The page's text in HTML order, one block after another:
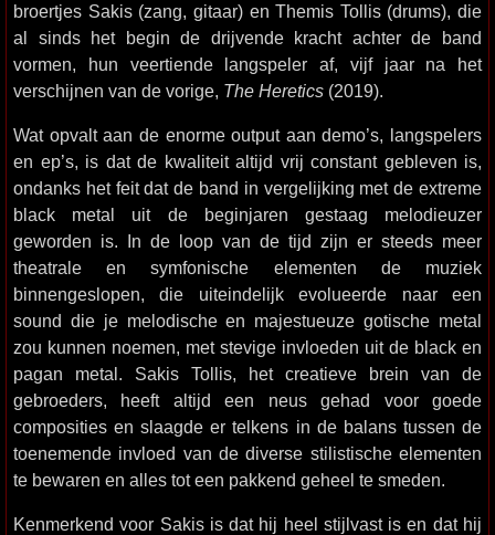
broertjes Sakis (zang, gitaar) en Themis Tollis (drums), die
al sinds het begin de drijvende kracht achter de band
vormen, hun veertiende langspeler af, vijf jaar na het
verschijnen van de vorige, The Heretics (2019).
Wat opvalt aan de enorme output aan demo’s, langspelers
en ep’s, is dat de kwaliteit altijd vrij constant gebleven is,
ondanks het feit dat de band in vergelijking met de extreme
black metal uit de beginjaren gestaag melodieuzer
geworden is. In de loop van de tijd zijn er steeds meer
theatrale en symfonische elementen de muziek
binnengeslopen, die uiteindelijk evolueerde naar een
sound die je melodische en majestueuze gotische metal
zou kunnen noemen, met stevige invloeden uit de black en
pagan metal. Sakis Tollis, het creatieve brein van de
gebroeders, heeft altijd een neus gehad voor goede
composities en slaagde er telkens in de balans tussen de
toenemende invloed van de diverse stilistische elementen
te bewaren en alles tot een pakkend geheel te smeden.
Kenmerkend voor Sakis is dat hij heel stijlvast is en dat hij